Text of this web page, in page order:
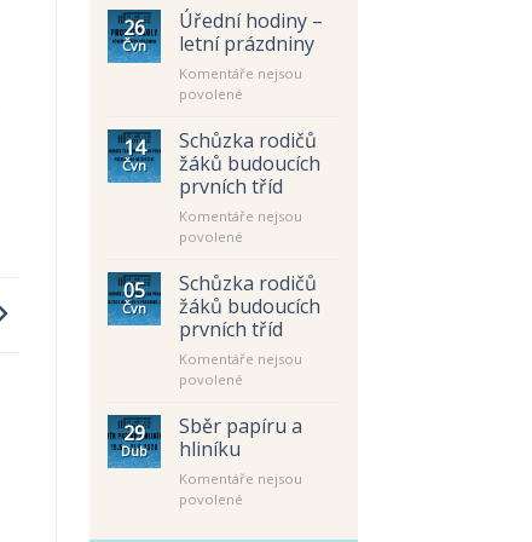
26
Čvn
Úřední hodiny –
letní prázdniny
Komentáře nejsou
povolenéu
s
názvem
Úřední
hodiny
–
letní
14
Čvn
Schůzka rodičů
žáků budoucích
prvních tříd
Komentáře nejsou
povolenéu
s
názvem
Schůzka
rodičů
žáků
budoucích
tříd
05
Čvn
Schůzka rodičů
žáků budoucích
prvních tříd
Komentáře nejsou
povolenéu
s
názvem
rodičů
žáků
29
Dub
Sběr papíru a
hliníku
Komentáře nejsou
povolenéu